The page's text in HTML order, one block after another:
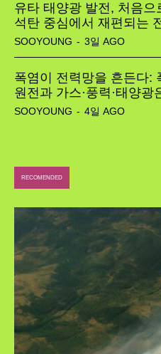
유타 태양광 발전, 처음으
석탄 중심에서 재편되는
SOOYOUNG - 3일 AGO
폭염이 전력망을 흔든다:
원전과 가스·풍력·태양
SOOYOUNG - 4일 AGO
RECOMENDED